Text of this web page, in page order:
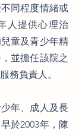
同程度情緒或
人提供心理治
童及青少年精
並擔任該院之
務負責人。
年、成人及長
於2003年，陳